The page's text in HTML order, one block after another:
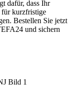
dafür, dass Ihr
für kurzfristige
Bestellen Sie jetzt
und sichern